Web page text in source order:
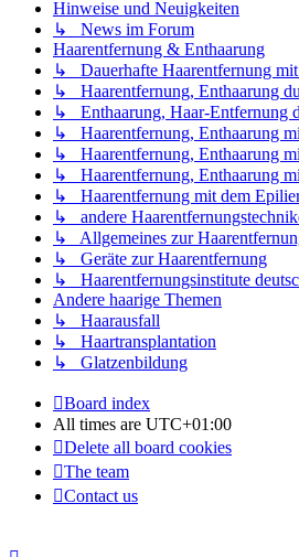
Hinweise und Neuigkeiten
↳ News im Forum
Haarentfernung & Enthaarung
↳ Dauerhafte Haarentfernung
↳ Haarentfernung, Enthaarung
↳ Enthaarung, Haar-Entfernung
↳ Haarentfernung, Enthaarung
↳ Haarentfernung, Enthaarung
↳ Haarentfernung, Enthaarung
↳ Haarentfernung mit dem
↳ andere
↳ Allgemeines zur
↳ Geräte zur Haarentfernung
↳ Haarentfernungsinstitute
Andere haarige Themen
↳ Haarausfall
↳ Haartransplantation
↳ Glatzenbildung
Board index
All times are UTC+01:00
Delete all board cookies
The team
Contact us